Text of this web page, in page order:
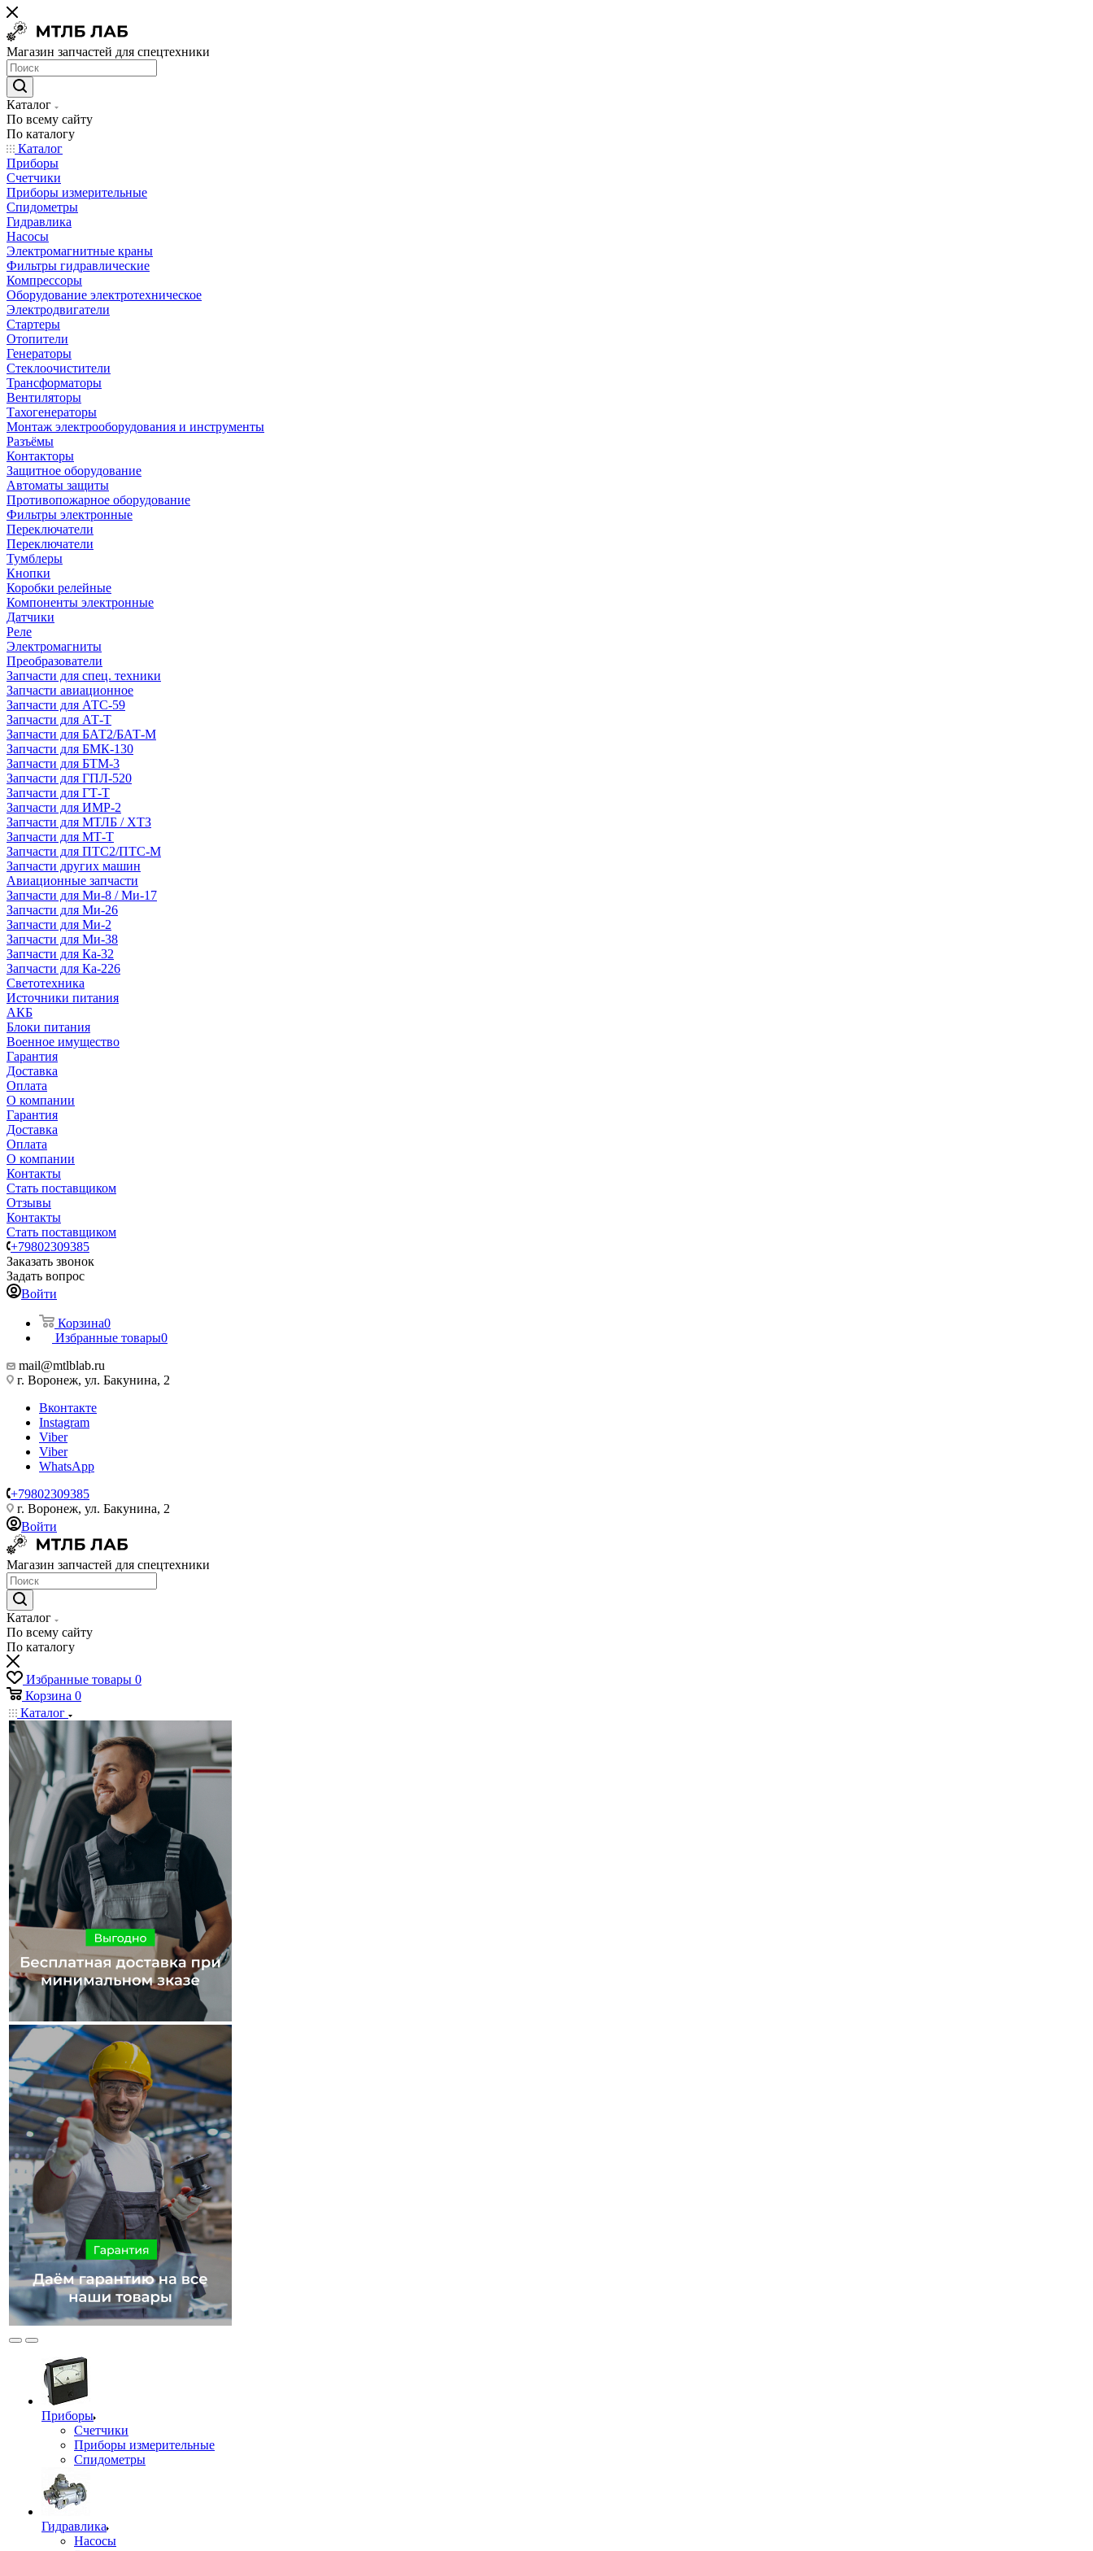
Магазин запчастей для спецтехники
Каталог
По всему сайту
По каталогу
Каталог
Приборы
Счетчики
Приборы измерительные
Спидометры
Гидравлика
Насосы
Электромагнитные краны
Фильтры гидравлические
Компрессоры
Оборудование электротехническое
Электродвигатели
Стартеры
Отопители
Генераторы
Стеклоочистители
Трансформаторы
Вентиляторы
Тахогенераторы
Монтаж электрооборудования и инструменты
Разъёмы
Контакторы
Защитное оборудование
Автоматы защиты
Противопожарное оборудование
Фильтры электронные
Переключатели
Переключатели
Тумблеры
Кнопки
Коробки релейные
Компоненты электронные
Датчики
Реле
Электромагниты
Преобразователи
Запчасти для спец. техники
Запчасти авиационное
Запчасти для АТС-59
Запчасти для АТ-Т
Запчасти для БАТ2/БАТ-М
Запчасти для БМК-130
Запчасти для БТМ-3
Запчасти для ГПЛ-520
Запчасти для ГТ-Т
Запчасти для ИМР-2
Запчасти для МТЛБ / ХТЗ
Запчасти для МТ-Т
Запчасти для ПТС2/ПТС-М
Запчасти других машин
Авиационные запчасти
Запчасти для Ми-8 / Ми-17
Запчасти для Ми-26
Запчасти для Ми-2
Запчасти для Ми-38
Запчасти для Ка-32
Запчасти для Ка-226
Светотехника
Источники питания
АКБ
Блоки питания
Военное имущество
Гарантия
Доставка
Оплата
О компании
Гарантия
Доставка
Оплата
О компании
Контакты
Стать поставщиком
Отзывы
Контакты
Стать поставщиком
+79802309385
Заказать звонок
Задать вопрос
Войти
Корзина0
Избранные товары0
mail@mtlblab.ru
г. Воронеж, ул. Бакунина, 2
Вконтакте
Instagram
Viber
Viber
WhatsApp
+79802309385
г. Воронеж, ул. Бакунина, 2
Войти
Магазин запчастей для спецтехники
Каталог
По всему сайту
По каталогу
Избранные товары 0
Корзина 0
Каталог
Приборы
Счетчики
Приборы измерительные
Спидометры
Гидравлика
Насосы